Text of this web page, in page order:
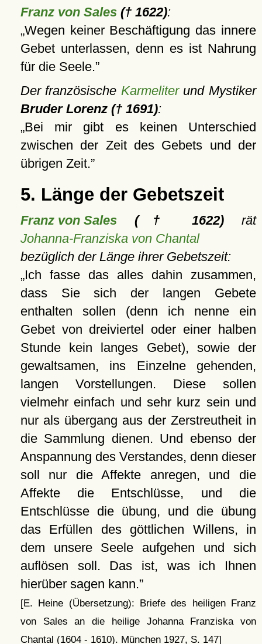
Franz von Sales(† 1622):
Wegen keiner Beschäftigung das innere
Gebet unterlassen, denn es ist Nahrung
für die Seele.
Der französische Karmeliterund Mystiker
Bruder Lorenz († 1691):
Bei mir gibt es keinen Unterschied
zwischen der Zeit des Gebets und der
übrigen Zeit.
5. Länge der Gebetszeit
Franz von Sales(† 1622)rät
Johanna-Franziska von Chantal
bezüglich der Länge ihrer Gebetszeit:
Ich fasse das alles dahin zusammen,
dass Sie sich der langen Gebete
enthalten sollen (denn ich nenne ein
Gebet von dreiviertel oder einer halben
Stunde kein langes Gebet), sowie der
gewaltsamen, ins Einzelne gehenden,
langen Vorstellungen. Diese sollen
vielmehr einfach und sehr kurz sein und
nur als übergang aus der Zerstreutheit in
die Sammlung dienen. Und ebenso der
Anspannung des Verstandes, denn dieser
soll nur die Affekte anregen, und die
Affekte die Entschlüsse, und die
Entschlüsse die übung, und die übung
das Erfüllen des göttlichen Willens, in
dem unsere Seele aufgehen und sich
auflösen soll. Das ist, was ich Ihnen
hierüber sagen kann.
[E. Heine (Übersetzung): Briefe des heiligen Franz
von Sales an die heilige Johanna Franziska von
Chantal (1604 - 1610). München 1927, S. 147]